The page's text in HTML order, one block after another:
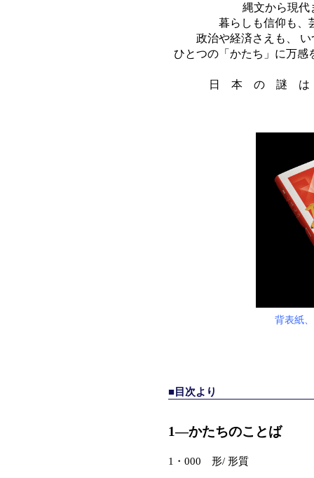
縄文から現代
暮らしも信仰も、
政治や経済さえも、
ひとつの「かたち」に万感
日 本 の 謎
背表紙
■目次より
1—かたちのことば
1・000 形/ 形質